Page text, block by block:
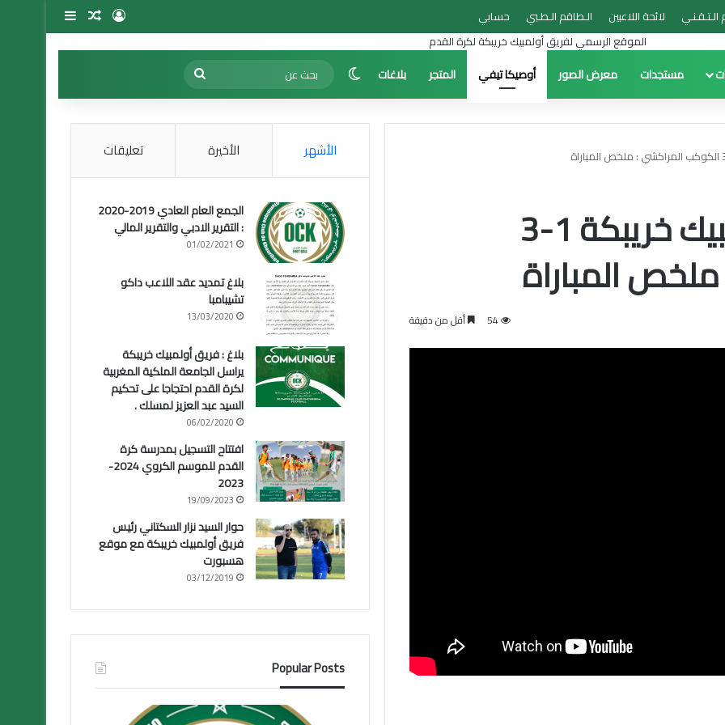
الـتـقـنـي لائحة اللاعبين الـطاقم الـطـبي حسابي تسجيل الدخول
مقال عشوائي
إضافة
مستجدات معرض الصور أوصيكا تيفي المتجر بلاغات الوضع المظلم
بحث
عن
مباراة إعدادية : أولمبيك خريبكة 1-3
المباراة
54 أقل من دقيقة
الأشهر الأخيرة تعليقات
الجمع العام العادي 2019-2020
: التقرير الادبي والتقرير المالي
01/02/2021
بلاغ تمديد عقد اللاعب داكو
تشيبامبا
13/03/2020
بلاغ : فريق أولمبيك خريبكة
يراسل الجامعة الملكية المغربية
لكرة القدم احتجاجا على تحكيم
السيد عبد العزيز لمسلك .
06/02/2020
افتتاح التسجيل بمدرسة كرة
القدم للموسم الكروي 2024-
2023
19/09/2023
حوار السيد نزار السكتاني رئيس
فريق أولمبيك خريبكة مع موقع
هسبورت
03/12/2019
Popular Posts